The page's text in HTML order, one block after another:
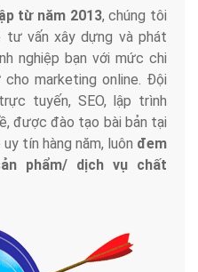
từ năm 2013, chúng tôi
tư vấn xây dựng và phát
nghiệp bạn với mức chi
marketing online. Đội
tuyến, SEO, lập trình
được đào tạo bài bản tại
tín hàng năm, luôn đem
phẩm/ dịch vụ chất